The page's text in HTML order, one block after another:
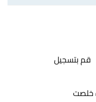
قم بتسجيل
خلصت